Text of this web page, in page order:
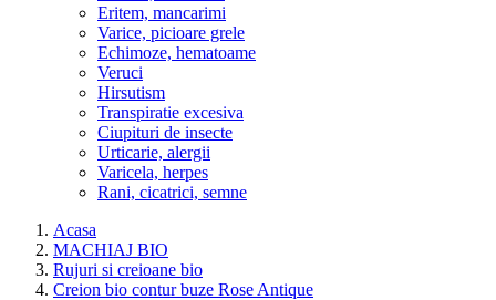
Eritem, mancarimi
Varice, picioare grele
Echimoze, hematoame
Veruci
Hirsutism
Transpiratie excesiva
Ciupituri de insecte
Urticarie, alergii
Varicela, herpes
Rani, cicatrici, semne
Acasa
MACHIAJ BIO
Rujuri si creioane bio
Creion bio contur buze Rose Antique